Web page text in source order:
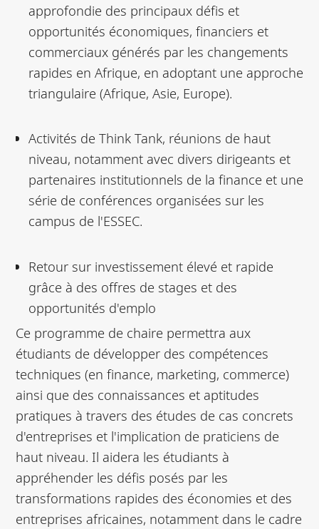
approfondie des principaux défis et
opportunités économiques, financiers et
commerciaux générés par les changements
rapides en Afrique, en adoptant une approche
triangulaire (Afrique, Asie, Europe).
Activités de Think Tank, réunions de haut
niveau, notamment avec divers dirigeants et
partenaires institutionnels de la finance et une
série de conférences organisées sur les
campus de l'ESSEC.
Retour sur investissement élevé et rapide
grâce à des offres de stages et des
opportunités d'emplo
Ce programme de chaire permettra aux
étudiants de développer des compétences
techniques (en finance, marketing, commerce)
ainsi que des connaissances et aptitudes
pratiques à travers des études de cas concrets
d'entreprises et l'implication de praticiens de
haut niveau. Il aidera les étudiants à
appréhender les défis posés par les
transformations rapides des économies et des
entreprises africaines, notamment dans le cadre